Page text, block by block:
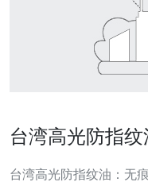
台湾高光防指
台湾高光防指纹油：无痕护屏新选择